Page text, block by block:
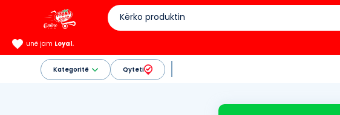
unë jam Loyal.
Kategoritë Qyteti